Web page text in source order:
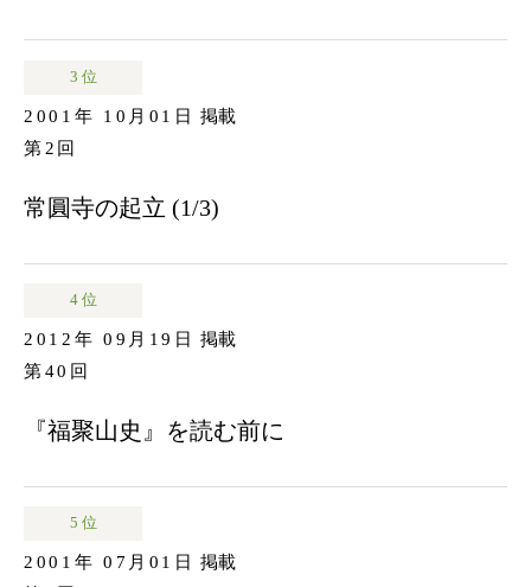
3 位
2001年 10月01日
掲載
第2回
常圓寺の起立 (1/3)
4 位
2012年 09月19日
掲載
第40回
『福聚山史』を読む前に
5 位
2001年 07月01日
掲載